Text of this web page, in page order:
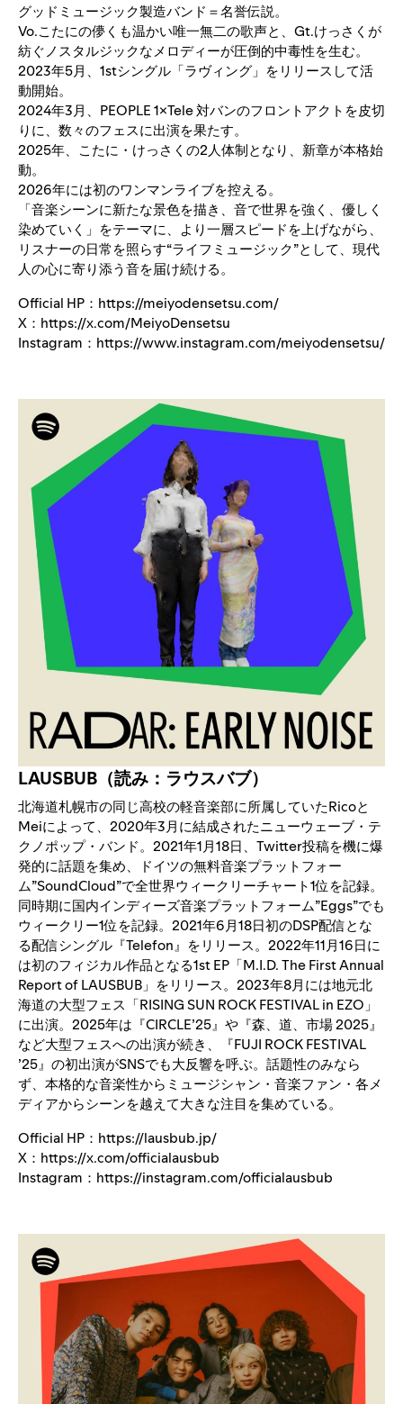
グッドミュージック製造バンド＝名誉伝説。
Vo.こたにの儚くも温かい唯一無二の歌声と、Gt.けっさくが
紡ぐノスタルジックなメロディーが圧倒的中毒性を生む。
2023年5月、1stシングル「ラヴィング」をリリースして活
動開始。
2024年3月、PEOPLE 1×Tele 対バンのフロントアクトを皮切
りに、数々のフェスに出演を果たす。
2025年、こたに・けっさくの2人体制となり、新章が本格始
動。
2026年には初のワンマンライブを控える。
「音楽シーンに新たな景色を描き、音で世界を強く、優しく
染めていく」をテーマに、より一層スピードを上げながら、
リスナーの日常を照らす“ライフミュージック”として、現代
人の心に寄り添う音を届け続ける。
Official HP： https://meiyodensetsu.com/
X： https://x.com/MeiyoDensetsu
Instagram： https://www.instagram.com/meiyodensetsu/
LAUSBUB（読み：ラウスバブ）
北海道札幌市の同じ高校の軽音楽部に所属していたRicoと
Meiによって、2020年3月に結成されたニューウェーブ・テ
クノポップ・バンド。2021年1月18日、Twitter投稿を機に爆
発的に話題を集め、ドイツの無料音楽プラットフォー
ム”SoundCloud”で全世界ウィークリーチャート1位を記録。
同時期に国内インディーズ音楽プラットフォーム”Eggs”でも
ウィークリー1位を記録。2021年6月18日初のDSP配信とな
る配信シングル『Telefon』をリリース。2022年11月16日に
は初のフィジカル作品となる1st EP「M.I.D. The First Annual
Report of LAUSBUB」をリリース。2023年8月には地元北
海道の大型フェス「RISING SUN ROCK FESTIVAL in EZO」
に出演。2025年は『CIRCLE’25』や『森、道、市場 2025』
など大型フェスへの出演が続き、『FUJI ROCK FESTIVAL
’25』の初出演がSNSでも大反響を呼ぶ。話題性のみなら
ず、本格的な音楽性からミュージシャン・音楽ファン・各メ
ディアからシーンを越えて大きな注目を集めている。
Official HP： https://lausbub.jp/
X： https://x.com/officialausbub
Instagram： https://instagram.com/officialausbub